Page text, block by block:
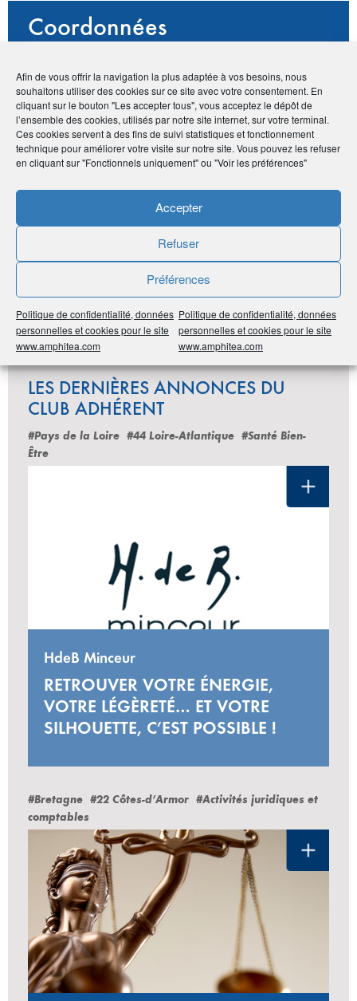
Afin de vous offrir la navigation la plus adaptée à vos besoins, nous
souhaitons utiliser des cookies sur ce site avec votre consentement. En
cliquant sur le bouton "Les accepter tous", vous acceptez le dépôt de
l’ensemble des cookies, utilisés par notre site internet, sur votre terminal.
Ces cookies servent à des fins de suivi statistiques et fonctionnement
technique pour améliorer votre visite sur notre site. Vous pouvez les refuser
en cliquant sur "Fonctionnels uniquement" ou "Voir les préférences"
Accepter
Refuser
Préférences
Politique de confidentialité, données
personnelles et cookies pour le site
www.amphitea.com
Politique de confidentialité, données
personnelles et cookies pour le site
www.amphitea.com
Coordonnées
• 3 place Louis Claro - 59890 Deûlémont
•06 70 82 87 31
•dphconseil59@gmail.com
Partager
LES DERNIÈRES ANNONCES DU
CLUB ADHÉRENT
#Pays de la Loire #44 Loire-Atlantique #Santé Bien-
Être
HdeB Minceur
RETROUVER VOTRE ÉNERGIE,
VOTRE LÉGÈRETÉ… ET VOTRE
SILHOUETTE, C’EST POSSIBLE !
#Bretagne #22 Côtes-d’Armor #Activités juridiques et
comptables